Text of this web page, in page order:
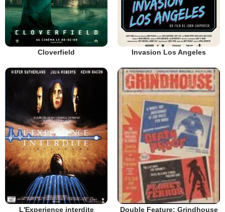
Cloverfield Invasion Los Angeles
L'Experience interdite Double Feature: Grindhouse